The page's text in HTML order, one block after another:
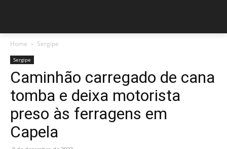
Home Sergipe
Sergipe
Caminhão carregado de cana
tomba e deixa motorista
preso às ferragens em
Capela